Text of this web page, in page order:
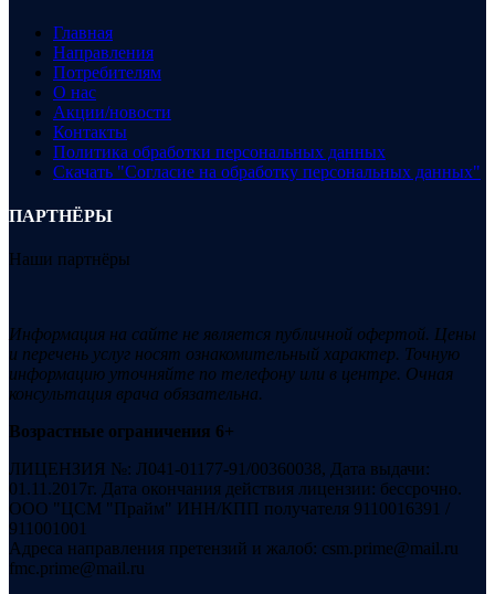
Главная
Направления
Потребителям
О нас
Акции/новости
Контакты
Политика обработки персональных данных
Скачать "Согласие на обработку персональных данных"
ПАРТНЁРЫ
Наши партнёры
Информация на сайте не является публичной офертой. Цены
и перечень услуг носят ознакомительный характер. Точную
информацию уточняйте по телефону или в центре. Очная
консультация врача обязательна.
Возрастные ограничения 6+
ЛИЦЕНЗИЯ №: Л041-01177-91/00360038, Дата выдачи:
01.11.2017г. Дата окончания действия лицензии: бессрочно.
ООО "ЦСМ "Прайм" ИНН/КПП получателя 9110016391 /
911001001
Адреса направления претензий и жалоб: csm.prime@mail.ru
fmc.prime@mail.ru